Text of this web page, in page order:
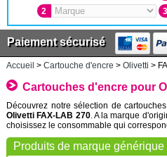
2
3
Paiement sécurisé
Accueil > Cartouche d'encre > Olivetti >
Cartouches d'encre pour
Découvrez notre sélection de
Olivetti FAX-LAB 270. A la marque
choisissez le consommable qui
Produits de marque générique